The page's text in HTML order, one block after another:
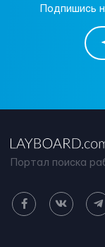
Подпишись
Портал поиска